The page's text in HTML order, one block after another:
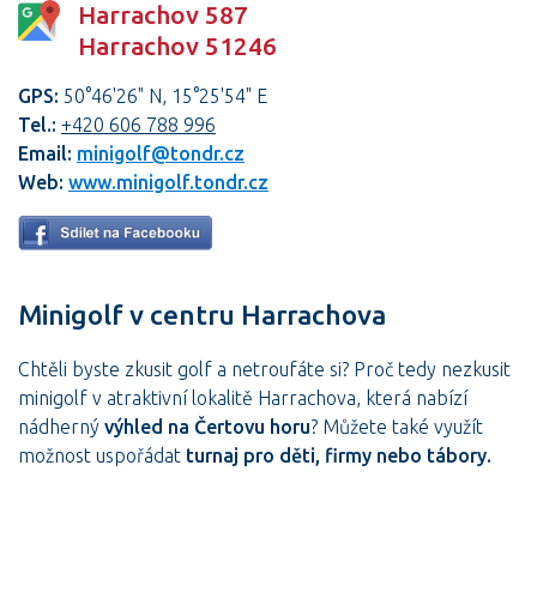
Harrachov 587
Harrachov 51246
GPS: 50°46'26" N, 15°25'54" E
Tel.: +420 606 788 996
Email: minigolf@tondr.cz
Web: www.minigolf.tondr.cz
Minigolf v centru Harrachova
Chtěli byste zkusit golf a netroufáte si? Proč tedy nezkusit
minigolf v atraktivní lokalitě Harrachova, která nabízí
nádherný výhled na Čertovu horu? Můžete také využít
možnost uspořádat turnaj pro děti, firmy nebo tábory.